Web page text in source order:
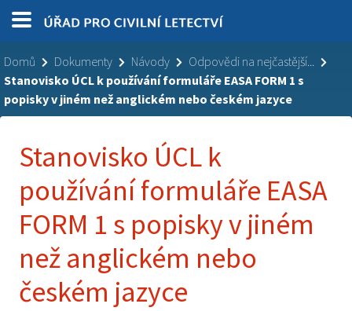
Domů Dokumenty Návody
Odpovědi na nejčastější...
Stanovisko ÚCL k používání formuláře EASA FORM 1 s
popisky v jiném než anglickém nebo českém jazyce
Stanovisko ÚCL k
používání formuláře EASA
FORM 1 s popisky v jiném
než anglickém nebo
českém jazyce